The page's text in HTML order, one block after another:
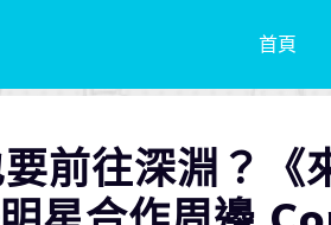
首頁
前往深淵？《